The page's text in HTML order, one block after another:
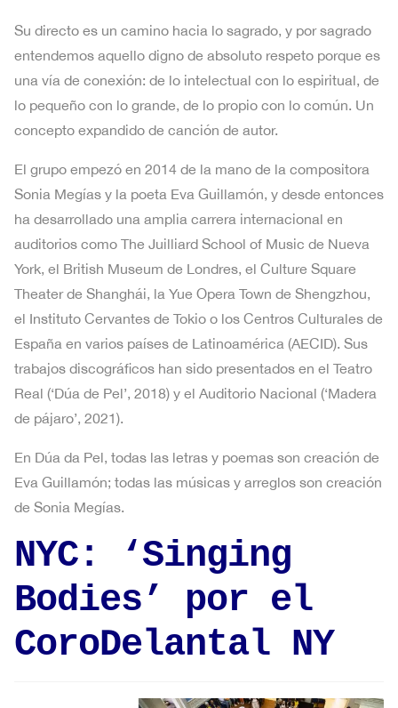
Su directo es un camino hacia lo sagrado, y por sagrado
entendemos aquello digno de absoluto respeto porque es
una vía de conexión: de lo intelectual con lo espiritual, de
lo pequeño con lo grande, de lo propio con lo común. Un
concepto expandido de canción de autor.
El grupo empezó en 2014 de la mano de la compositora
Sonia Megías y la poeta Eva Guillamón, y desde entonces
ha desarrollado una amplia carrera internacional en
auditorios como The Juilliard School of Music de Nueva
York, el British Museum de Londres, el Culture Square
Theater de Shanghái, la Yue Opera Town de Shengzhou,
el Instituto Cervantes de Tokio o los Centros Culturales de
España en varios países de Latinoamérica (AECID). Sus
trabajos discográficos han sido presentados en el Teatro
Real (‘Dúa de Pel’, 2018) y el Auditorio Nacional (‘Madera
de pájaro’, 2021).
En Dúa da Pel, todas las letras y poemas son creación de
Eva Guillamón; todas las músicas y arreglos son creación
de Sonia Megías.
NYC: ‘Singing
Bodies’ por el
CoroDelantal NY